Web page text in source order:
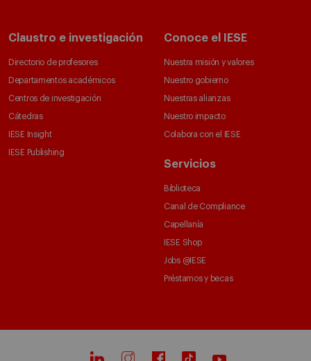
Claustro e investigación
Directorio de profesores
Departamentos académicos
Centros de investigación
Cátedras
IESE Insight
IESE Publishing
Conoce el IESE
Nuestra misión y valores
Nuestro gobierno
Nuestras alianzas
Nuestro impacto
Colabora con el IESE
Servicios
Biblioteca
Canal de Compliance
Capellanía
IESE Shop
Jobs @IESE
Préstamos y becas